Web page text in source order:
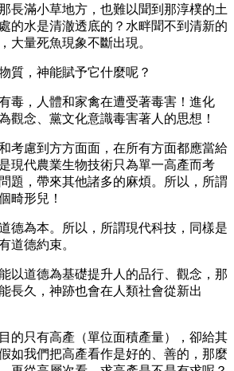
長滿小草地方，也難以聞到那淳樸的土
的水是清澈透底的？水畔聞不到清新的
大量死魚現象不斷出現。
質，神能賦予它什麼呢？
毒，人體和家禽在遭受著毒害！進化
觀念、黨文化意識毒害著人的思想！
考慮到方方面面，在所有方面都應當給
現代農業生物技術只為單一高產而考
題，帶來其他諸多的麻煩。所以，所謂
畸形兒！
德為本。所以，所謂現代科技，同樣是
道德約束。
以道德為基礎提升人的品行、觀念，那
長久，神跡也會在人類社會從新出
的只有高產（單位面積產量），卻給其
如我們把高產看作是好的、善的，那麼